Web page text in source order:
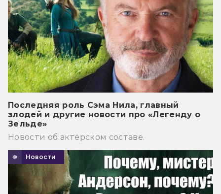
Последняя роль Сэма Нила, главный
злодей и другие новости про «Легенду о
Зельде»
Новости об актёрском составе.
Новости